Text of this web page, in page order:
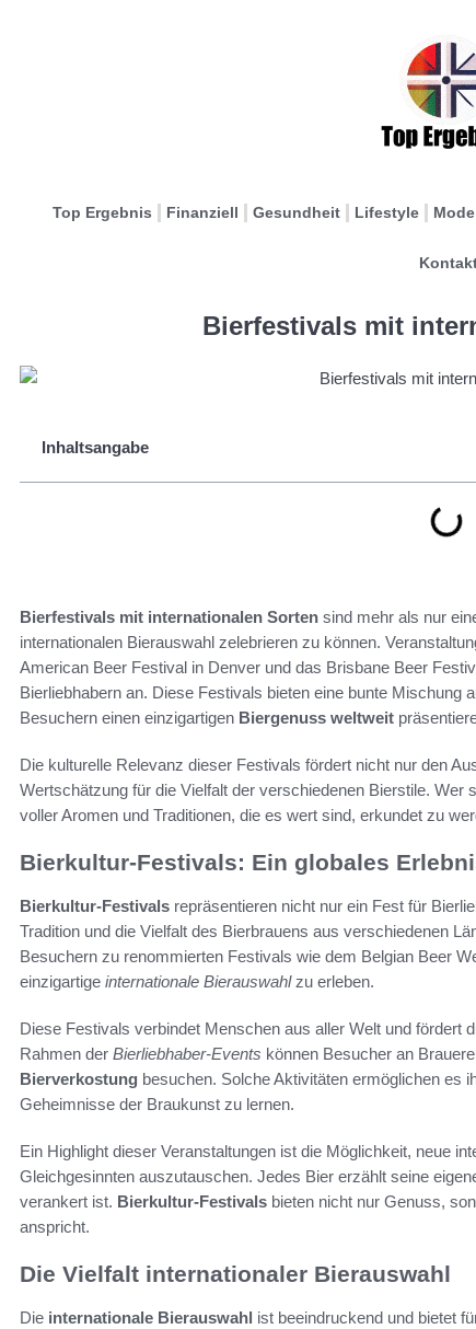
Top Ergebnis Finanziell Gesundheit Lifestyle Mode
Bierfestivals mit
Inhaltsangabe
Bierfestivals mit internationalen Sorten sind mehr als nur
internationalen Bierauswahl zelebrieren zu können.
American Beer Festival in Denver und das Brisbane Beer
Bierliebhabern an. Diese Festivals bieten eine bunte Mischung
Besuchern einen einzigartigen Biergenuss weltweit
Die kulturelle Relevanz dieser Festivals fördert nicht nur den
Wertschätzung für die Vielfalt der verschiedenen Bierstile.
voller Aromen und Traditionen, die es wert sind, erkundet zu
Bierkultur-Festivals: Ein globales
Bierkultur-Festivals repräsentieren nicht nur ein Fest für
Tradition und die Vielfalt des Bierbrauens aus verschiedenen
Besuchern zu renommierten Festivals wie dem Belgian Beer
einzigartige internationale Bierauswahlzu erleben.
Diese Festivals verbindet Menschen aus aller Welt und fördert
Rahmen der Bierliebhaber-Events können Besucher an
Bierverkostung besuchen. Solche Aktivitäten ermöglichen es
Geheimnisse der Braukunst zu lernen.
Ein Highlight dieser Veranstaltungen ist die Möglichkeit, neue
Gleichgesinnten auszutauschen. Jedes Bier erzählt seine
verankert ist. Bierkultur-Festivals bieten nicht nur Genuss,
anspricht.
Die Vielfalt internationaler Bierauswahl
Die internationale Bierauswahl ist beeindruckend und bietet